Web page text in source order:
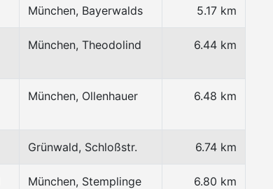
München, Bayerwalds 5.17 km
München, Theodolind 6.44 km
München, Ollenhauer 6.48 km
Grünwald, Schloßstr. 6.74 km
München, Stemplinge 6.80 km